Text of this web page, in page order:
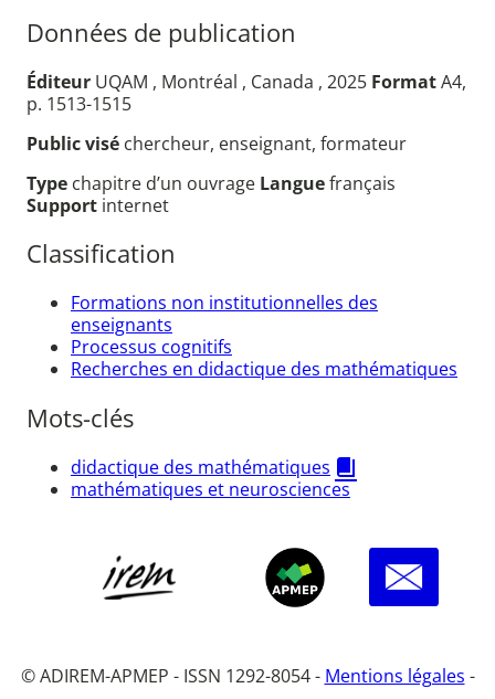
Données de publication
Éditeur UQAM , Montréal , Canada , 2025 FormatA4,
p. 1513-1515
Public visé chercheur, enseignant, formateur
Type chapitre d’un ouvrage Languefrançais
Support internet
Classification
Formations non institutionnelles des
enseignants
Processus cognitifs
Recherches en didactique des mathématiques
Mots-clés
didactique des mathématiques
mathématiques et neurosciences
© ADIREM-APMEP - ISSN 1292-8054 - Mentions légales -